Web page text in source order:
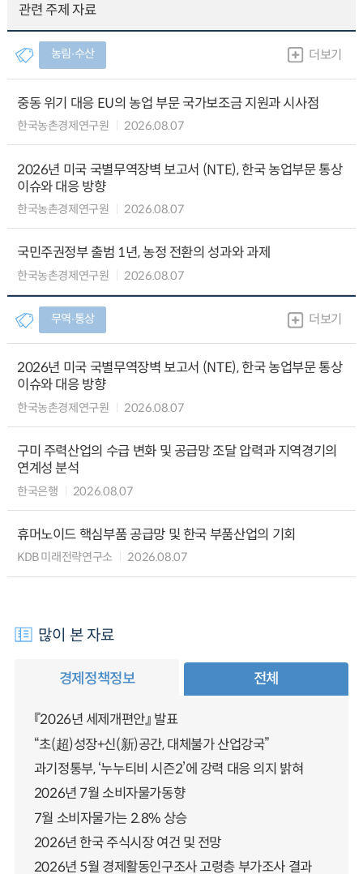
관련 주제 자료
농림∙수산 더보기
중동 위기 대응 EU의 농업 부문 국가보조금 지원과 시사점
한국농촌경제연구원 2026.08.07
2026년 미국 국별무역장벽 보고서 (NTE), 한국 농업부문 통상
이슈와 대응 방향
한국농촌경제연구원 2026.08.07
국민주권정부 출범 1년, 농정 전환의 성과와 과제
한국농촌경제연구원 2026.08.07
무역∙통상 더보기
2026년 미국 국별무역장벽 보고서 (NTE), 한국 농업부문 통상
이슈와 대응 방향
한국농촌경제연구원 2026.08.07
구미 주력산업의 수급 변화 및 공급망 조달 압력과 지역경기의
연계성 분석
한국은행 2026.08.07
휴머노이드 핵심부품 공급망 및 한국 부품산업의 기회
KDB 미래전략연구소 2026.08.07
많이 본 자료
경제정책정보 전체
『2026년 세제개편안』 발표
“초(超)성장+신(新)공간, 대체불가 산업강국”
과기정통부, ‘누누티비 시즌2’에 강력 대응 의지 밝혀
2026년 7월 소비자물가동향
7월 소비자물가는 2.8% 상승
2026년 한국 주식시장 여건 및 전망
2026년 5월 경제활동인구조사 고령층 부가조사 결과